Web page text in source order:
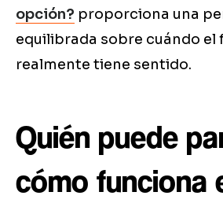
opción? proporciona una
equilibrada sobre cuándo el
realmente tiene sentido.
Quién puede
cómo funciona